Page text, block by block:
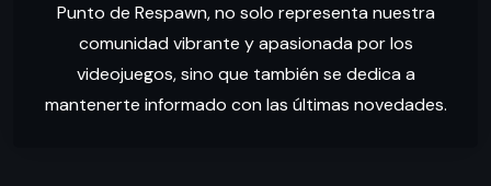
Punto de Respawn, no solo representa nuestra
comunidad vibrante y apasionada por los
videojuegos, sino que también se dedica a
mantenerte informado con las últimas novedades.